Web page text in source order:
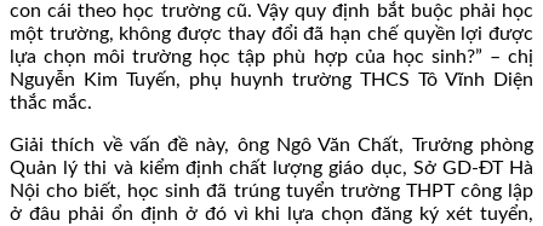
con cái theo học trường cũ. Vậy quy định bắt buộc phải học
một trường, không được thay đổi đã hạn chế quyền lợi được
lựa chọn môi trường học tập phù hợp của học sinh?” – chị
Nguyễn Kim Tuyến, phụ huynh trường THCS Tô Vĩnh Diện
thắc mắc.
Giải thích về vấn đề này, ông Ngô Văn Chất, Trưởng phòng
Quản lý thi và kiểm định chất lượng giáo dục, Sở GD-ĐT Hà
Nội cho biết, học sinh đã trúng tuyển trường THPT công lập
ở đâu phải ổn định ở đó vì khi lựa chọn đăng ký xét tuyển,